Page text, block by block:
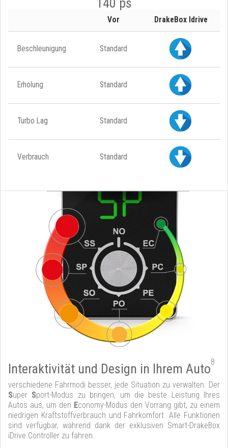
Vor DrakeBox Idrive
Beschleunigung Standard
Erholung Standard
Turbo Lag Standard
Verbrauch Standard
Interaktivität und Design in Ihrem Auto8
verschiedene Fahrmodi besser, jede Situation zu verwalten. Der
Super Sport-Modus zu bringen, um die beste Leistung Ihres
Autos aus, um den Economy-Modus den Vorrang gibt, zu einem
niedrigen Kraftstoffverbrauch und Fahrkomfort. Alle Funktionen
sind verfügbar, während dank der exklusiven Smart-DrakeBox
iDrive Controller zu fahren.